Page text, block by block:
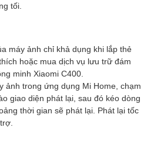
tối.
máy ảnh chỉ khả dụng khi lắp thẻ
hoặc mua dịch vụ lưu trữ đám
minh Xiaomi C400.
ảnh trong ứng dụng Mi Home, chạm
giao diện phát lại, sau đó kéo dòng
thời gian sẽ phát lại. Phát lại tốc